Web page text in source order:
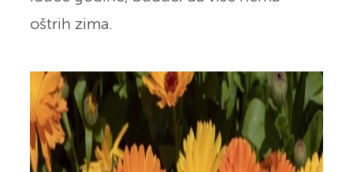
oštrih zima.